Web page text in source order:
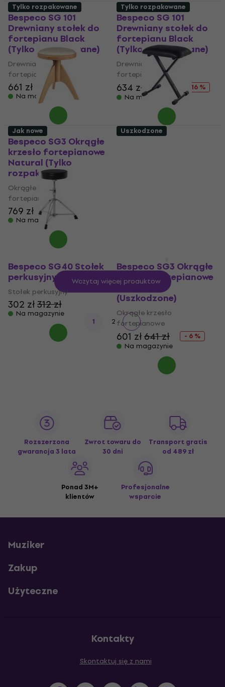
Bespeco SG 101
Drewniany stołek do
fortepianu Black
(Tylko rozpakowane)
Drewniany stołek do
fortepianu
661 zł
Na magazynie
Bespeco SG 101
Drewniany stołek do
fortepianu Black
(Tylko rozpakowane)
Drewniany stołek do
fortepianu
634 zł 755 zł
- 16 %
Na magazynie
Tylko rozpakowane
Bespeco SG3 Okrągłe
krzesło fortepianowe
Natural (Tylko
rozpakowane)
Okrągłe krzesło
fortepianowe
769 zł
Na magazynie
Tylko rozpakowane
Jak nowe
Bespeco SG40 Stołek
perkusyjny (Jak nowe)
Stołek perkusyjny
302 zł312 zł
Na magazynie
Uszkodzone
Bespeco SG3 Okrągłe
krzesło fortepianowe
Palisander
(Uszkodzone)
Okrągłe krzesło
fortepianowe
601 zł641 zł
- 6 %
Na magazynie
Wczytaj więcej produktów
1 2
Rozszerzona
gwarancja 3 lata
Zwrot towaru do
30 dni
Transport gratis
od 489 zł
Ponad 3M+
klientów
Profesjonalne
wsparcie
Muziker
Zakup
Użyteczne
Kontakty
Skontaktuj się z nami